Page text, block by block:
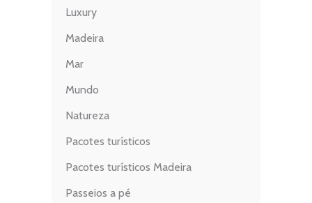
Luxury
Madeira
Mar
Mundo
Natureza
Pacotes turísticos
Pacotes turísticos Madeira
Passeios a pé